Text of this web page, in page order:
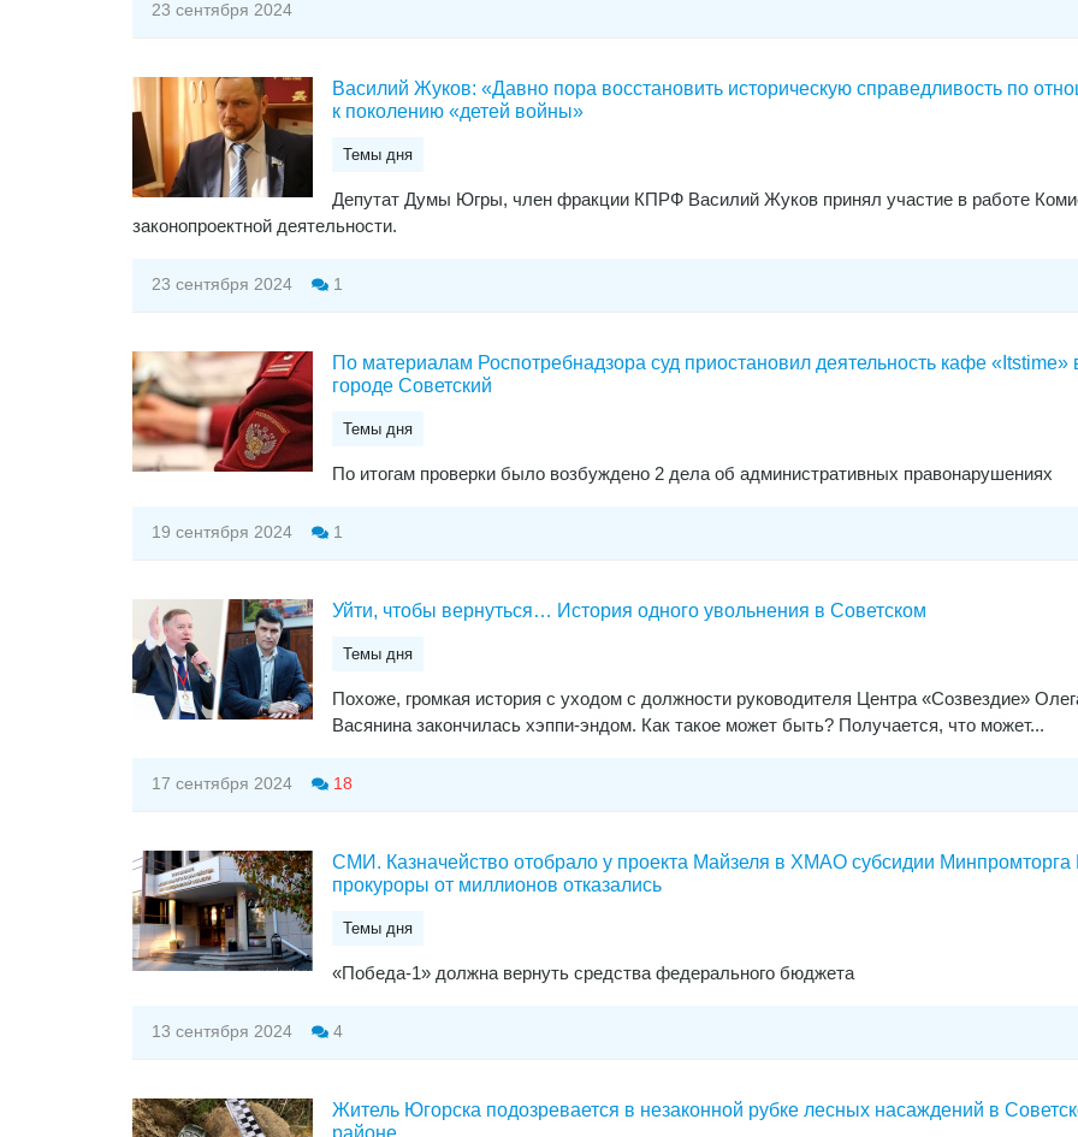
23 сентября 2024
Василий Жуков: «Давно пора восстановить историческую справедливость по
к поколению «детей войны»
Темы дня
Депутат Думы Югры, член фракции КПРФ Василий Жуков принял участие в работе
законопроектной деятельности.
23 сентября 2024 1
По материалам Роспотребнадзора суд приостановил деятельность кафе «Itstime»
городе Советский
Темы дня
По итогам проверки было возбуждено 2 дела об административных правонарушениях
19 сентября 2024 1
​Уйти, чтобы вернуться… История одного увольнения в Советском
Темы дня
Похоже, громкая история с уходом с должности руководителя Центра «Созвездие»
Васянина закончилась хэппи-эндом. Как такое может быть? Получается, что может...
17 сентября 2024 18
СМИ. Казначейство отобрало у проекта Майзеля в ХМАО субсидии
прокуроры от миллионов отказались
Темы дня
«Победа-1» должна вернуть средства федерального бюджета
13 сентября 2024 4
Житель Югорска подозревается в незаконной рубке лесных насаждений в